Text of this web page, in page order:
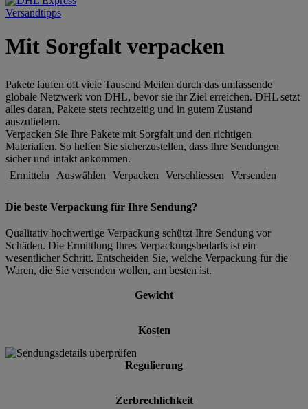
Versandtipps
Mit Sorgfalt verpacken
Pakete laufen oft viele Tausend Meilen durch das umfassende
globale Netzwerk von DHL, bevor sie ihr Ziel erreichen. DHL setzt
alles daran, Pakete stets rechtzeitig und in gutem Zustand
auszuliefern.
Verpacken Sie Ihre Pakete mit Sorgfalt und den richtigen
Materialien. So helfen Sie sicherzustellen, dass Ihre Sendungen
sicher und intakt ankommen.
Ermitteln Auswählen Verpacken Verschliessen Versenden
Die beste Verpackung für Ihre Sendung?
Qualitativ hochwertige Verpackung schützt Ihre Sendung vor
Schäden. Die Ermittlung Ihres Verpackungsbedarfs ist ein
wesentlicher Schritt. Entscheiden Sie, welche Verpackung für die
Waren, die Sie versenden wollen, am besten ist.
Gewicht
Kosten
Regulierung
Zerbrechlichkeit